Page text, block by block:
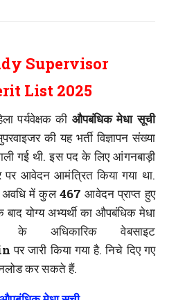
Supervisor
List 2025
पर्यवेक्षक की औपबंधिक मेधा सूची
की यह भर्ती विज्ञापन संख्या
गई थी. इस पद के लिए आंगनबाड़ी
आवेदन आमंत्रित किया गया था.
अवधि में कुल467 आवेदन प्राप्त हुए
योग्य अभ्यर्थी का औपबंधिक मेधा
अधिकारिक वेबसाइट
पर जारी किया गया है. निचे दिए गए
कर सकते हैं.